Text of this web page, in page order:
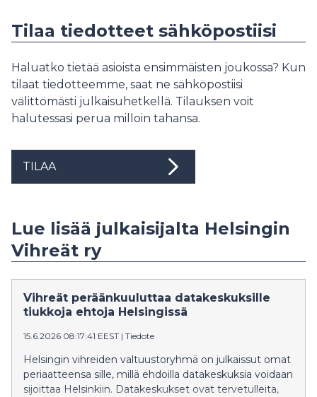
Tilaa tiedotteet sähköpostiisi
Haluatko tietää asioista ensimmäisten joukossa? Kun
tilaat tiedotteemme, saat ne sähköpostiisi
välittömästi julkaisuhetkellä. Tilauksen voit
halutessasi perua milloin tahansa.
TILAA
Lue lisää julkaisijalta Helsingin
Vihreät ry
Vihreät peräänkuuluttaa datakeskuksille
tiukkoja ehtoja Helsingissä
15.6.2026 08:17:41 EEST | Tiedote
Helsingin vihreiden valtuustoryhmä on julkaissut omat
periaatteensa sille, millä ehdoilla datakeskuksia voidaan
sijoittaa Helsinkiin. Datakeskukset ovat tervetulleita,